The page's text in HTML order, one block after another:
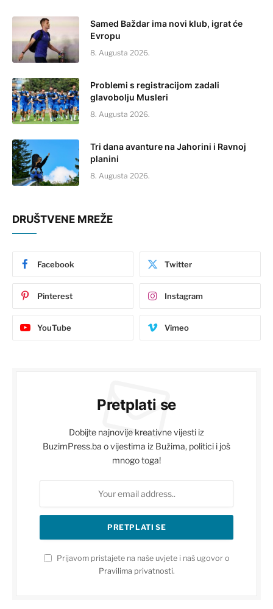
Samed Baždar ima novi klub, igrat će
Evropu
8. Augusta 2026.
Problemi s registracijom zadali
glavobolju Musleri
8. Augusta 2026.
Tri dana avanture na Jahorini i Ravnoj
planini
8. Augusta 2026.
DRUŠTVENE MREŽE
Facebook Twitter
Pinterest Instagram
YouTube Vimeo
Pretplati se
Dobijte najnovije kreativne vijesti iz
BuzimPress.ba o vijestima iz Bužima, politici i još
mnogo toga!
Prijavom pristajete na naše uvjete i naš ugovor o
Pravilima privatnosti.